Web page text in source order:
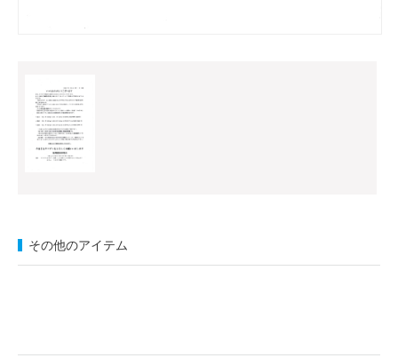
その他のアイテム